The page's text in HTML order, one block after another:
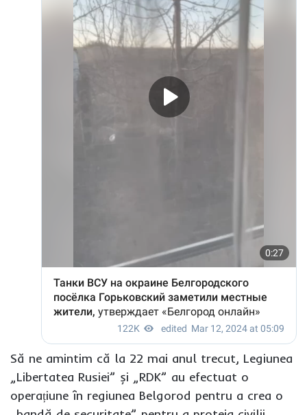
Să ne amintim că la 22 mai anul trecut, Legiunea
„Libertatea Rusiei” și „RDK” au efectuat o
operațiune în regiunea Belgorod pentru a crea o